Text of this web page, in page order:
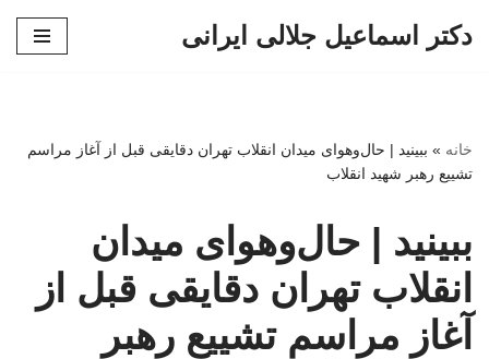
دکتر اسماعیل جلالی ایرانی
خانه » ببینید | حال‌وهوای میدان انقلاب تهران دقایقی قبل از آغاز مراسم
تشییع رهبر شهید انقلاب
ببینید | حال‌وهوای میدان
انقلاب تهران دقایقی قبل از
آغاز مراسم تشییع رهبر